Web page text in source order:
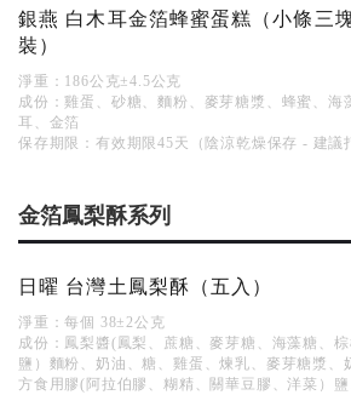
銀燕 白木耳金箔蜂蜜蛋糕（小條三
裝）
淨重：186公克±4.5公克
成份：雞蛋、砂糖、麵粉、麥芽糖漿、蜂蜜、海
耳、金箔
保存期限：有效期限45天（陰涼乾燥保存 - 建議
金箔鳳梨酥系列
日曜 台灣土鳳梨酥（五入）
淨重：每個 38±2公克
成份：鳳梨醬(鳳梨、蔗糖、麥芽糖、海藻糖、棕
鹽）麵粉、奶油、糖、雞蛋、煉乳、麥芽糖漿、
方食用膠(阿拉伯膠、糊精、關華豆膠、洋菜）